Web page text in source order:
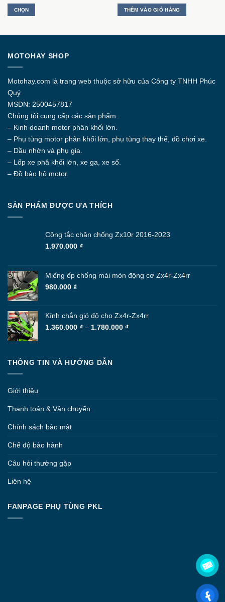
CHỌN
nhiều
biến
thể.
tùy
chọn
có
thể
được
trên
trang
sản
THÊM VÀO GIỎ HÀNG
MOTOHAY SHOP
Motohay.com là trang web thuộc sở hữu của Công ty TNHH Phúc
Quý
MSDN: 2500457817
Chúng tôi cung cấp các sản phẩm:
– Kinh doanh motor phân khối lớn.
– Phụ tùng motor phân khối lớn, phụ tùng thay thế, đồ chơi xe.
– Dầu nhờn và phụ gia.
– Lốp xe phâ khối lớn, xe ga, xe số.
– Đồ bảo hộ motor.
SẢN PHẨM ĐƯỢC ƯA THÍCH
Công tắc chân chống Zx10r 2016-2023
1.970.000 ₫
Miếng ốp chống mài mòn động cơ Zx4r-Zx4rr
980.000 ₫
Kính chắn gió độ cho Zx4r-Zx4rr
1.360.000 ₫ – 1.780.000 ₫Khoảng
THÔNG TIN VÀ HƯỚNG DẪN
Giới thiệu
Thanh toán & Vận chuyển
Chính sách bảo mật
Chế độ bảo hành
Câu hỏi thường gặp
Liên hệ
FANPAGE PHỤ TÙNG PKL